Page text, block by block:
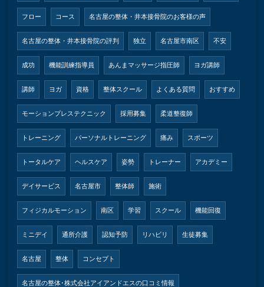
フロー コース 名古屋の整体・井本接骨院のお客様の声
名古屋の整体・井本接骨院の評判 独立 名古屋市南区 不安
成功 機能訓練指導員 あんまマッサージ指圧師 ヨガ講師
講師 ヨガ 資格 整体スクール よくある質問 おすすめ
モーションプレステクニック 採用募集 柔道整復師
トレーニング パーソナルトレーニング 痛み スポーツ
トータルケア ヘルスケア 姿勢 トレーナー アカデミー
デイサービス 名古屋市 整体師 施術
フィジカルモーション 南区 学習 スクール 機能回復
ミニデイ 通所介護 認知予防 リハビリ 生徒募集
名古屋 整体 コンセプト
名古屋の整体･株式会社アイアンドエスの口コミ情報